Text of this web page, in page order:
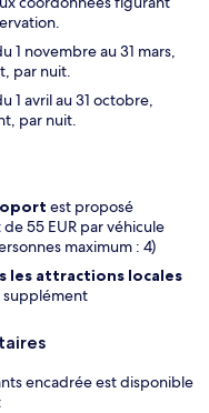
1 novembre au 31 mars,
par nuit.
1 avril au 31 octobre,
par nuit.
est proposé
55 EUR par véhicule
maximum : 4)
les attractions locales
supplément
encadrée est disponible